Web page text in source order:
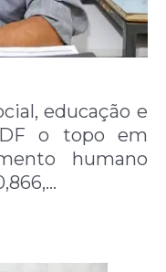
educação e
o topo em
humano